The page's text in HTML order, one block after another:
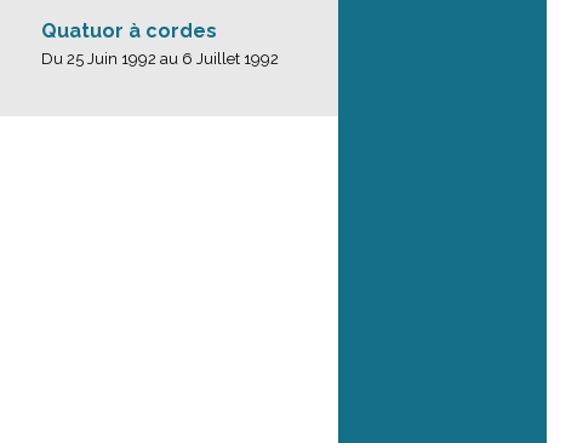
Quatuor à cordes
Du 25 Juin 1992 au 6 Juillet 1992